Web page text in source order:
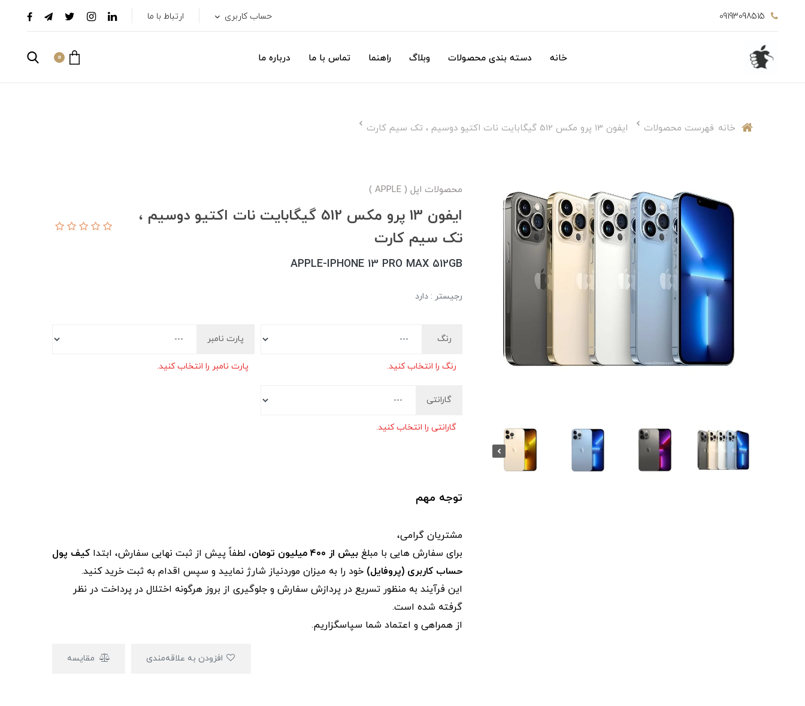
09193098515 حساب کاربری ارتباط با ما
خانه دسته بندی محصولات وبلاگ راهنما تماس با ما درباره ما 0
خانه فهرست محصولات ایفون 13 پرو مکس 512 گیگابایت نات اکتیو دوسیم ، تک سیم کارت
محصولات اپل ( APPLE )
ایفون 13 پرو مکس 512 گیگابایت نات اکتیو دوسیم ،
تک سیم کارت
APPLE-IPHONE 13 PRO MAX 512GB
رجیستر : دارد
رنگ
رنگ را انتخاب کنید.
پارت نامبر
پارت نامبر را انتخاب کنید.
گارانتی
گارانتی را انتخاب کنید.
توجه مهم
مشتریان گرامی،
برای سفارش‌ هایی با مبلغ بیش از ۴۰۰ میلیون تومان ، لطفاً پیش از ثبت نهایی سفارش، ابتدا کیف پول
حساب کاربری (پروفایل) خود را به میزان موردنیاز شارژ نمایید و سپس اقدام به ثبت خرید کنید.
این فرآیند به‌ منظور تسریع در پردازش سفارش و جلوگیری از بروز هرگونه اختلال در پرداخت در نظر
گرفته شده است.
از همراهی و اعتماد شما سپاسگزاریم.
مقایسه